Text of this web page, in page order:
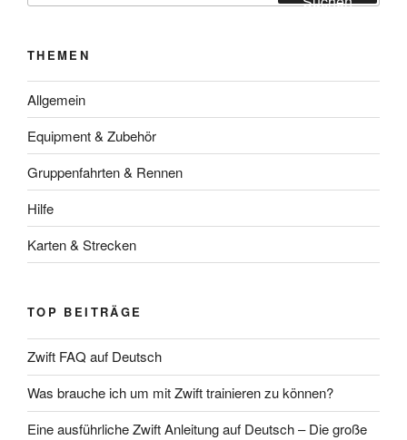
THEMEN
Allgemein
Equipment & Zubehör
Gruppenfahrten & Rennen
Hilfe
Karten & Strecken
TOP BEITRÄGE
Zwift FAQ auf Deutsch
Was brauche ich um mit Zwift trainieren zu können?
Eine ausführliche Zwift Anleitung auf Deutsch – Die große